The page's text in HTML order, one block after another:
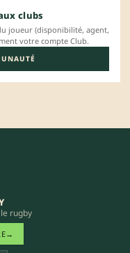
clubs
joueur (disponibilité, agent,
votre compte Club.
rugby
→